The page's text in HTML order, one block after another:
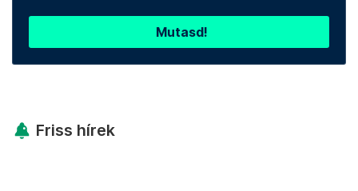
Mutasd!
Friss hírek